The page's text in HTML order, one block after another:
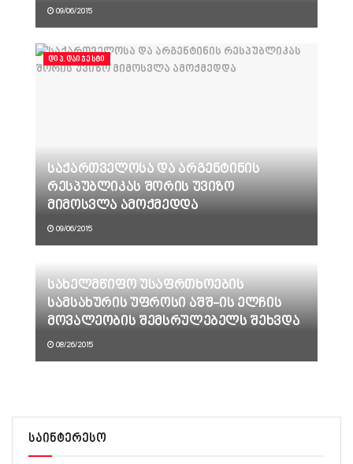
09/06/2015
ᲓᲘᲞ.ᲓᲐᲘᲯᲔᲡᲢᲘ
საქართველოსა და არგენტინის
რესპუბლიკას შორის უვიზო
მიმოსვლა ამოქმედდა
09/06/2015
სახელმწიფო უსაფრთხოების
სამსახურის უფროსი აშშ-ის ელჩის
მოვალეობის შემსრულებელს შეხვდა
08/26/2015
საინტერესო